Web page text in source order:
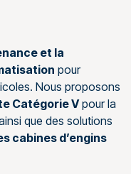
et la
pour
Nous proposons
Catégorie Vpour la
que des solutions
cabines d’engins